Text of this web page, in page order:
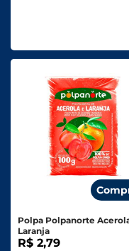
Polpa Polpanorte
Laranja
R$ 2,79